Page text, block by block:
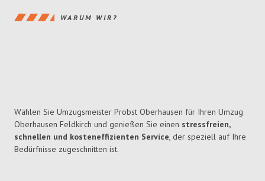
WARUM WIR?
Wählen Sie Umzugsmeister Probst Oberhausen für Ihren Umzug
Oberhausen Feldkirch und genießen Sie einen stressfreien,
schnellen und kosteneffizienten Service, der speziell auf Ihre
Bedürfnisse zugeschnitten ist.